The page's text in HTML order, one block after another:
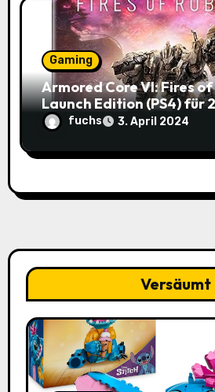
Gaming
Armored Core VI: Fires
Launch Edition (PS4) für
dir den Mech-Action Spaß
Spitzenpreis!
fuchs 3. April 2024
Versäumt